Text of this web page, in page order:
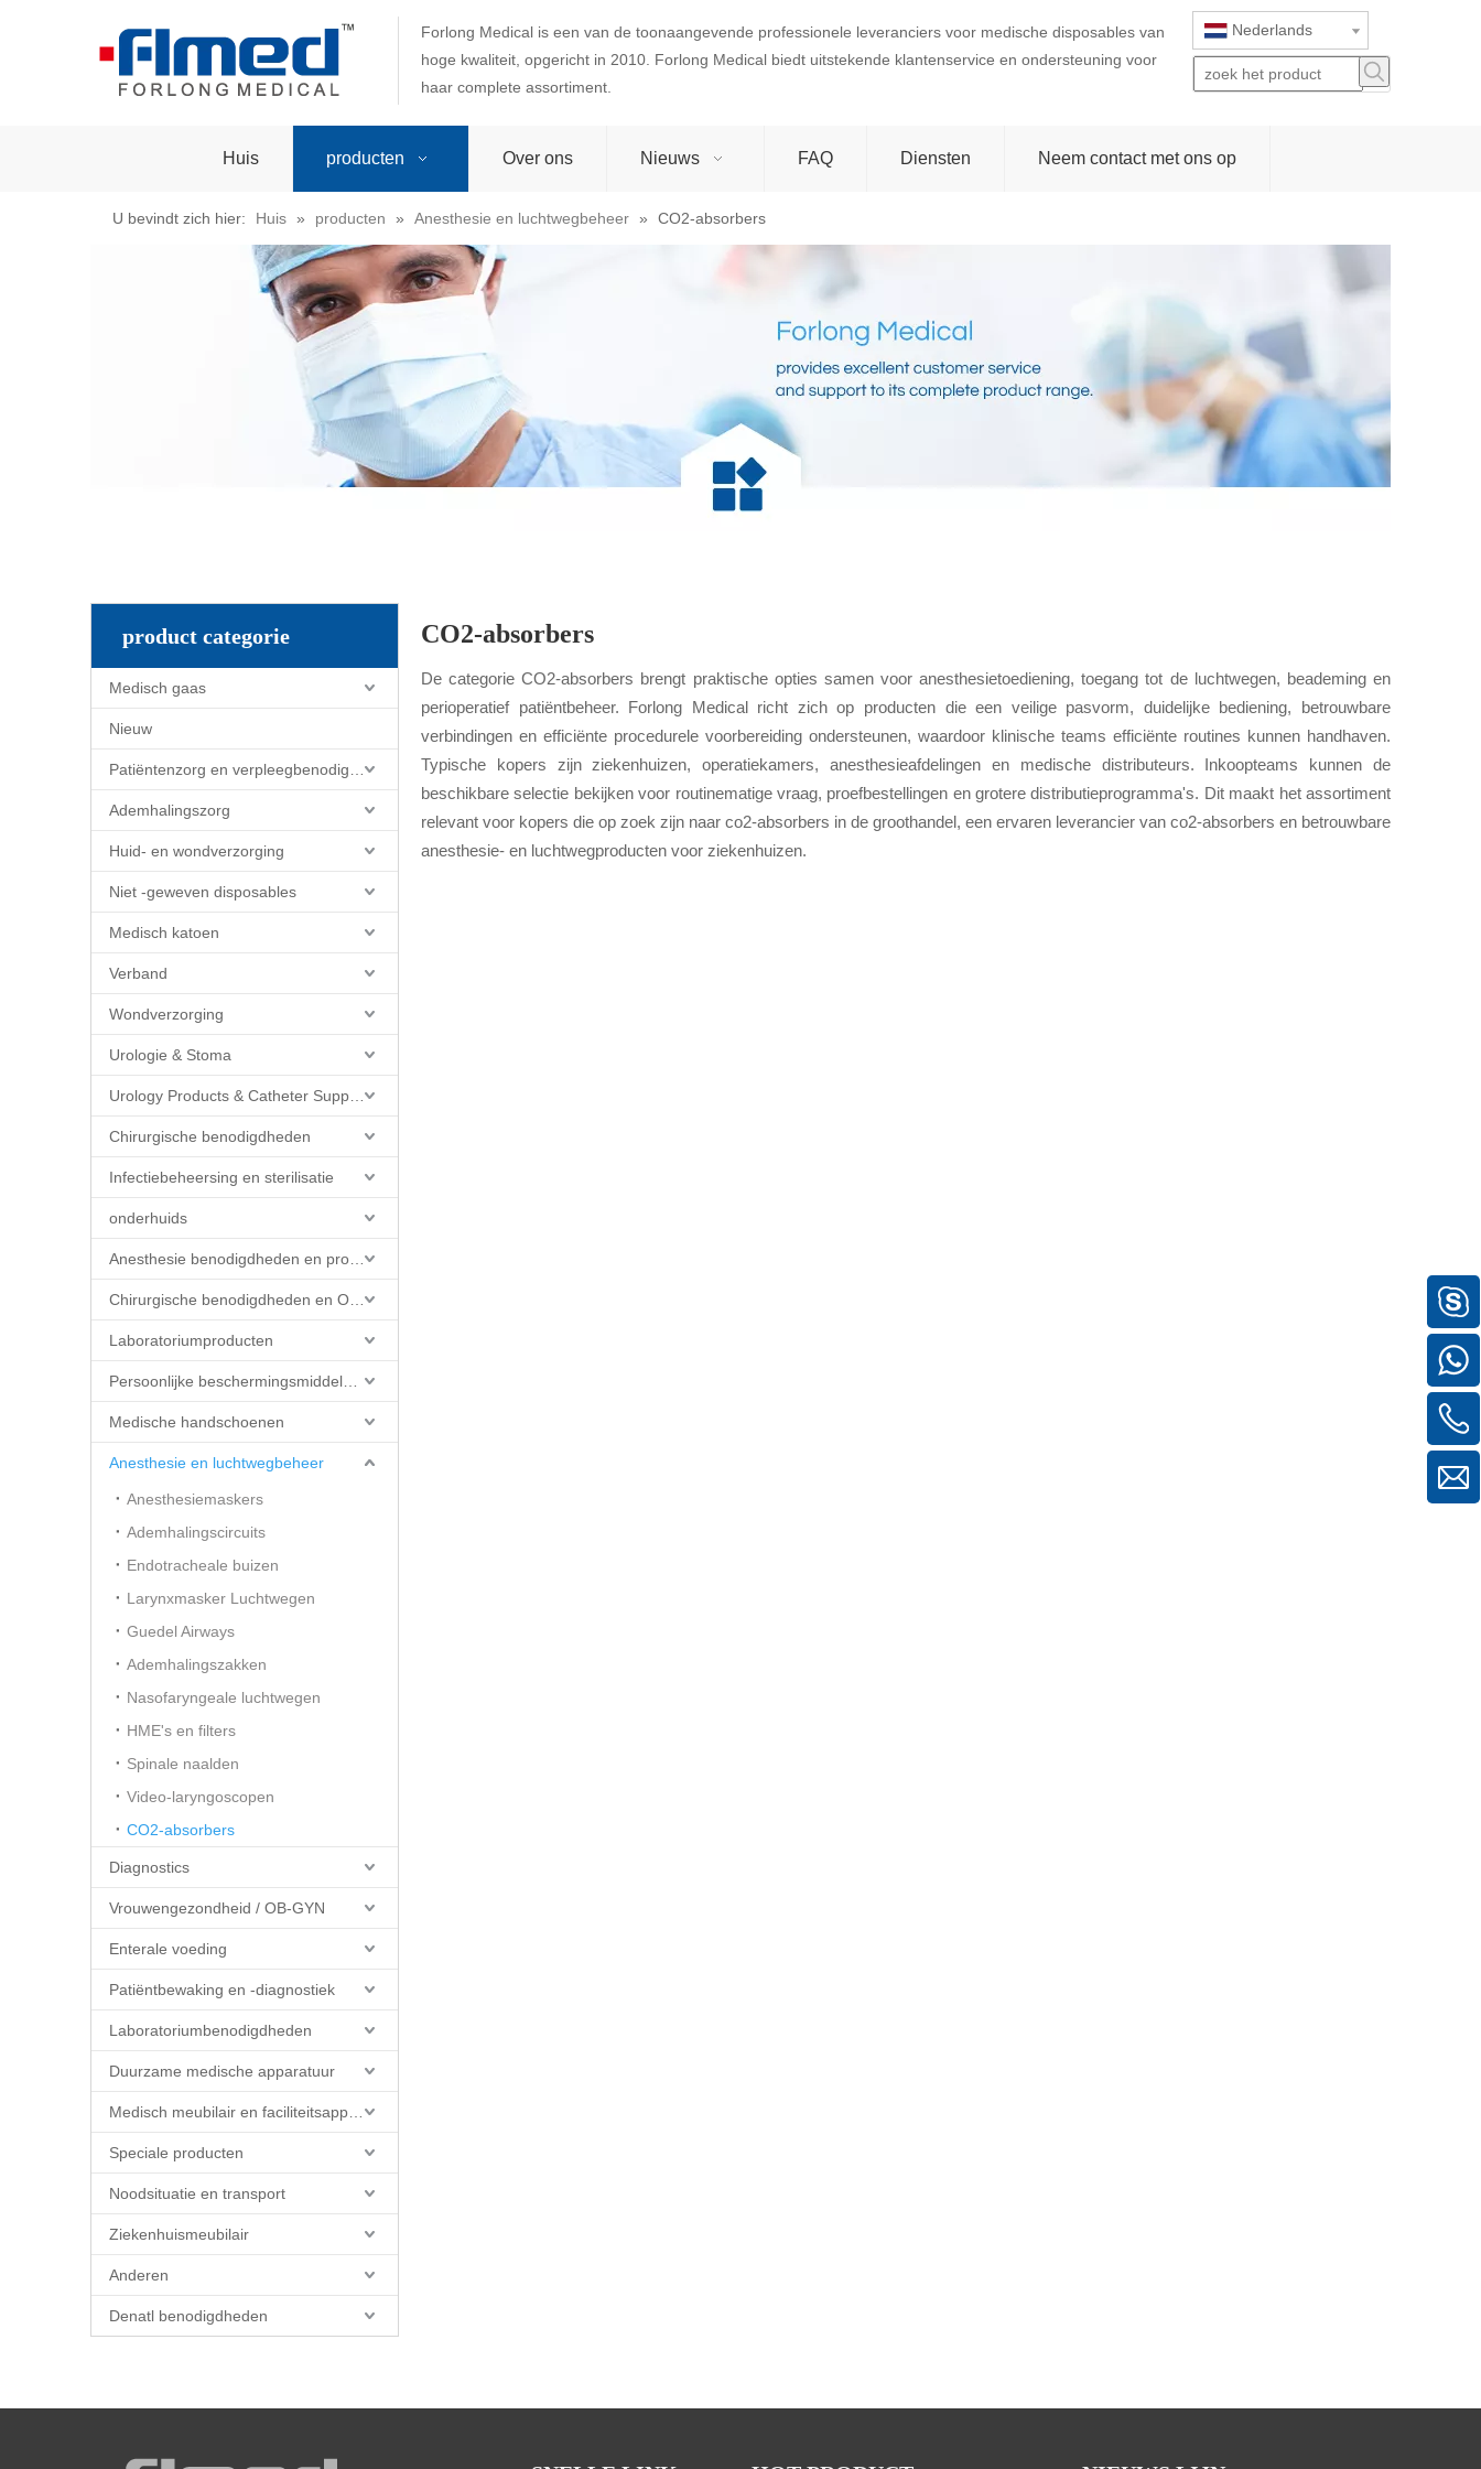
Forlong Medical is een van de toonaangevende professionele leveranciers voor medische disposables van
hoge kwaliteit, opgericht in 2010. Forlong Medical biedt uitstekende klantenservice en ondersteuning voor
haar complete assortiment.
Nederlands
Huis producten Over ons Nieuws FAQ Diensten Neem contact met ons op
U bevindt zich hier: Huis » producten » Anesthesie en luchtwegbeheer » CO2-absorbers
product categorie
Medisch gaas
Nieuw
Ademhalingszorg
Huid- en wondverzorging
Niet -geweven disposables
Medisch katoen
Verband
Wondverzorging
Urologie & Stoma
Chirurgische benodigdheden
Infectiebeheersing en sterilisatie
onderhuids
Laboratoriumproducten
Medische handschoenen
Anesthesie en luchtwegbeheer
Anesthesiemaskers
Ademhalingscircuits
Endotracheale buizen
Larynxmasker Luchtwegen
Guedel Airways
Ademhalingszakken
Nasofaryngeale luchtwegen
HME's en filters
Spinale naalden
Video-laryngoscopen
CO2-absorbers
Diagnostics
Vrouwengezondheid / OB-GYN
Enterale voeding
Patiëntbewaking en -diagnostiek
Laboratoriumbenodigdheden
Duurzame medische apparatuur
Speciale producten
Noodsituatie en transport
Ziekenhuismeubilair
Anderen
Denatl benodigdheden
CO2-absorbers
De categorie CO2-absorbers brengt praktische opties samen voor anesthesietoediening, toegang tot de luchtwegen, beademing en
perioperatief patiëntbeheer. Forlong Medical richt zich op producten die een veilige pasvorm, duidelijke bediening, betrouwbare
verbindingen en efficiënte procedurele voorbereiding ondersteunen, waardoor klinische teams efficiënte routines kunnen handhaven.
Typische kopers zijn ziekenhuizen, operatiekamers, anesthesieafdelingen en medische distributeurs. Inkoopteams kunnen de
beschikbare selectie bekijken voor routinematige vraag, proefbestellingen en grotere distributieprogramma's. Dit maakt het assortiment
relevant voor kopers die op zoek zijn naar co2-absorbers in de groothandel, een ervaren leverancier van co2-absorbers en betrouwbare
anesthesie- en luchtwegproducten voor ziekenhuizen.